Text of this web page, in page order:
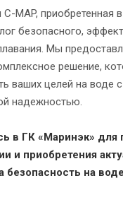
C-MAP, приобретенная
безопасного,
Мы
решение,
ваших целей на воде с
надежностью.
в ГК «Маринэк» для
и приобретения
безопасность на